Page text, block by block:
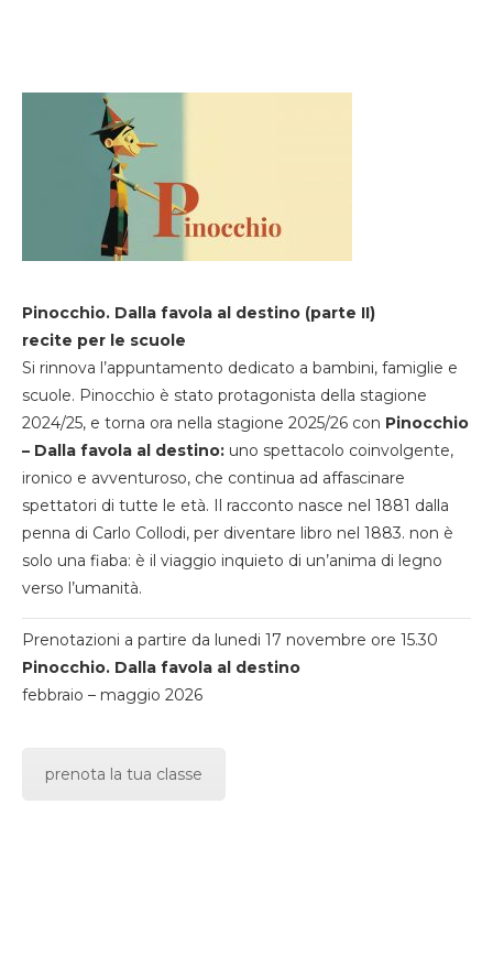
Pinocchio. Dalla favola al destino (parte II)
recite per le scuole
Si rinnova l’appuntamento dedicato a bambini, famiglie e
scuole. Pinocchio è stato protagonista della stagione
2024/25, e torna ora nella stagione 2025/26 con Pinocchio
– Dalla favola al destino: uno spettacolo coinvolgente,
ironico e avventuroso, che continua ad affascinare
spettatori di tutte le età. Il racconto nasce nel 1881 dalla
penna di Carlo Collodi, per diventare libro nel 1883. non è
solo una fiaba: è il viaggio inquieto di un’anima di legno
verso l’umanità.
Prenotazioni a partire da lunedi 17 novembre ore 15.30
Pinocchio. Dalla favola al destino
febbraio – maggio 2026
prenota la tua classe